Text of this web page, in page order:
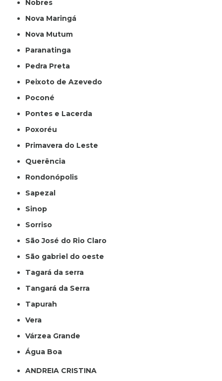
Nobres
Nova Maringá
Nova Mutum
Paranatinga
Pedra Preta
Peixoto de Azevedo
Poconé
Pontes e Lacerda
Poxoréu
Primavera do Leste
Querência
Rondonópolis
Sapezal
Sinop
Sorriso
São José do Rio Claro
São gabriel do oeste
Tagará da serra
Tangará da Serra
Tapurah
Vera
Várzea Grande
Água Boa
ANDREIA CRISTINA